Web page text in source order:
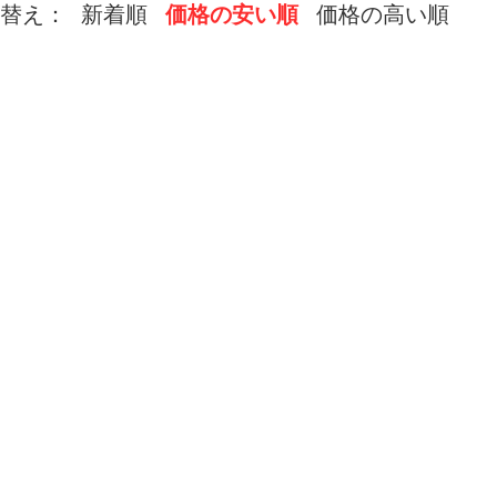
え： 新着順 価格の安い順 価格の高い順